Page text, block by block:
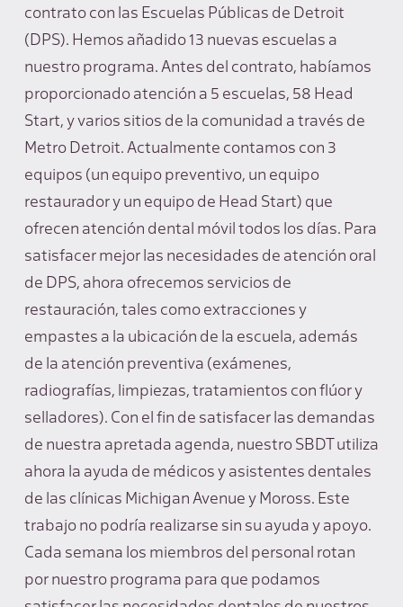
contrato con las Escuelas Públicas de Detroit
(DPS). Hemos añadido 13 nuevas escuelas a
nuestro programa. Antes del contrato, habíamos
proporcionado atención a 5 escuelas, 58 Head
Start, y varios sitios de la comunidad a través de
Metro Detroit. Actualmente contamos con 3
equipos (un equipo preventivo, un equipo
restaurador y un equipo de Head Start) que
ofrecen atención dental móvil todos los días. Para
satisfacer mejor las necesidades de atención oral
de DPS, ahora ofrecemos servicios de
restauración, tales como extracciones y
empastes a la ubicación de la escuela, además
de la atención preventiva (exámenes,
radiografías, limpiezas, tratamientos con flúor y
selladores). Con el fin de satisfacer las demandas
de nuestra apretada agenda, nuestro SBDT utiliza
ahora la ayuda de médicos y asistentes dentales
de las clínicas Michigan Avenue y Moross. Este
trabajo no podría realizarse sin su ayuda y apoyo.
Cada semana los miembros del personal rotan
por nuestro programa para que podamos